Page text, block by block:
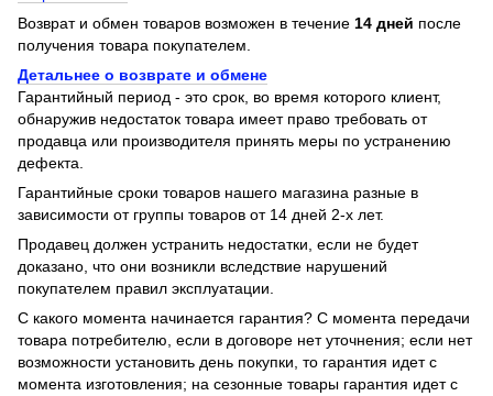
Возврат и обмен товаров возможен в течение 14 дней после
получения товара покупателем.
Детальнее о возврате и обмене
Гарантийный период - это срок, во время которого клиент,
обнаружив недостаток товара имеет право требовать от
продавца или производителя принять меры по устранению
дефекта.
Гарантийные сроки товаров нашего магазина разные в
зависимости от группы товаров от 14 дней 2-х лет.
Продавец должен устранить недостатки, если не будет
доказано, что они возникли вследствие нарушений
покупателем правил эксплуатации.
С какого момента начинается гарантия? С момента передачи
товара потребителю, если в договоре нет уточнения; если нет
возможности установить день покупки, то гарантия идет с
момента изготовления; на сезонные товары гарантия идет с